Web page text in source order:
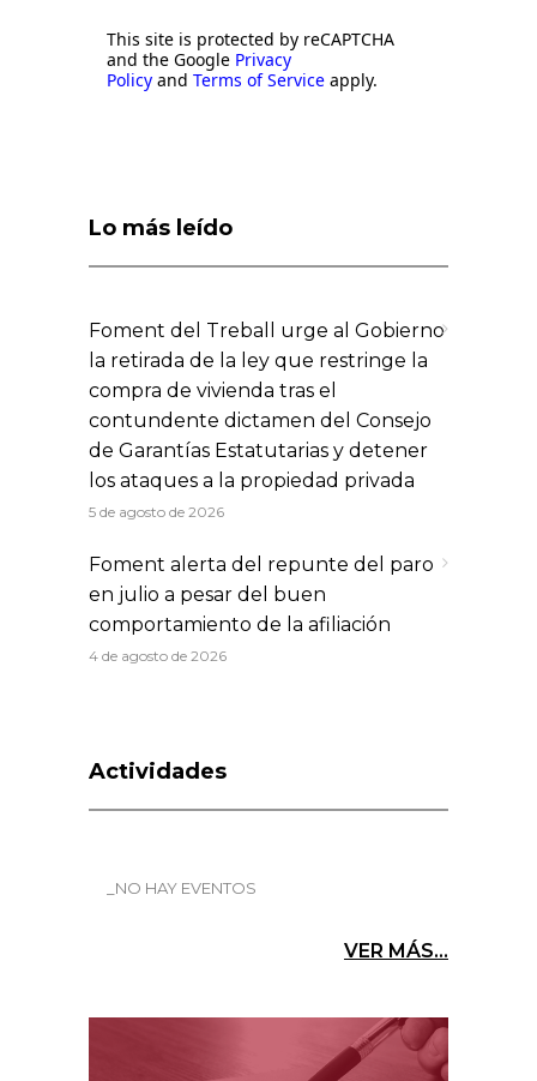
This site is protected by reCAPTCHA
and the Google Privacy
Policy and Terms of Service apply.
Lo más leído
Foment del Treball urge al Gobierno
la retirada de la ley que restringe la
compra de vivienda tras el
contundente dictamen del Consejo
de Garantías Estatutarias y detener
los ataques a la propiedad privada
5 de agosto de 2026
Foment alerta del repunte del paro
en julio a pesar del buen
comportamiento de la afiliación
4 de agosto de 2026
Actividades
_NO HAY EVENTOS
VER MÁS...